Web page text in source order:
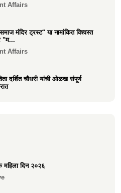
Affairs
मंदिर ट्रस्ट" या नामांकित विश्वस्त
"म...
Affairs
दर्शित चौधरी यांची ओळख संपूर्ण
महिला दिन २०२६